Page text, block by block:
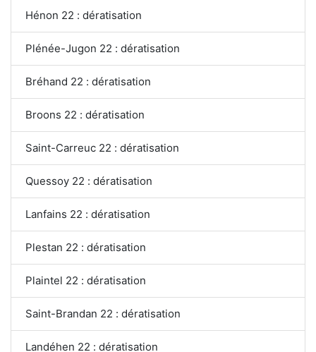
Hénon 22 : dératisation
Plénée-Jugon 22 : dératisation
Bréhand 22 : dératisation
Broons 22 : dératisation
Saint-Carreuc 22 : dératisation
Quessoy 22 : dératisation
Lanfains 22 : dératisation
Plestan 22 : dératisation
Plaintel 22 : dératisation
Saint-Brandan 22 : dératisation
Landéhen 22 : dératisation